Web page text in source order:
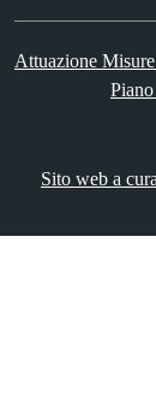
Attuazione
Sito web a